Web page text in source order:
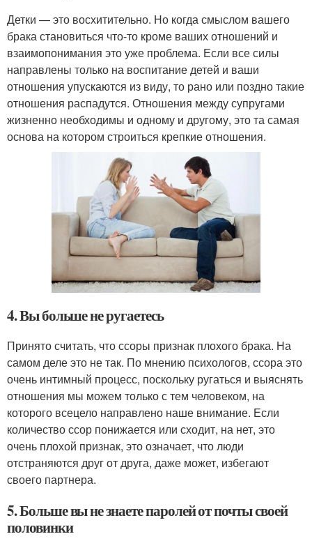
Детки — это восхитительно. Но когда смыслом вашего
брака становиться что-то кроме ваших отношений и
взаимопонимания это уже проблема. Если все силы
направлены только на воспитание детей и ваши
отношения упускаются из виду, то рано или поздно такие
отношения распадутся. Отношения между супругами
жизненно необходимы и одному и другому, это та самая
основа на котором строиться крепкие отношения.
4. Вы больше не ругаетесь
Принято считать, что ссоры признак плохого брака. На
самом деле это не так. По мнению психологов, ссора это
очень интимный процесс, поскольку ругаться и выяснять
отношения мы можем только с тем человеком, на
которого всецело направлено наше внимание. Если
количество ссор понижается или сходит, на нет, это
очень плохой признак, это означает, что люди
отстраняются друг от друга, даже может, избегают
своего партнера.
5. Больше вы не знаете паролей от почты своей
половинки